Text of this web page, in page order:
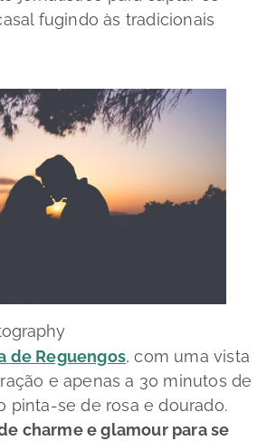
fugindo às tradicionais
de Reguengos, com uma vista
e apenas a 30 minutos de
pinta-se de rosa e dourado.
charme e glamour para se